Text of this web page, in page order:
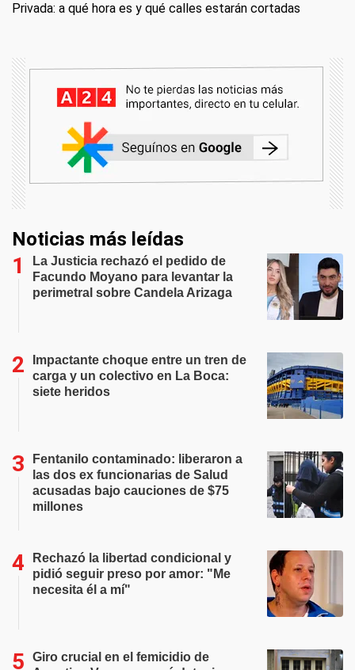
Privada: a qué hora es y qué calles estarán cortadas
Noticias más leídas
La Justicia rechazó el pedido de
Facundo Moyano para levantar la
perimetral sobre Candela Arizaga
Impactante choque entre un tren de
carga y un colectivo en La Boca:
siete heridos
Fentanilo contaminado: liberaron a
las dos ex funcionarias de Salud
acusadas bajo cauciones de $75
millones
Rechazó la libertad condicional y
pidió seguir preso por amor: "Me
necesita él a mí"
Giro crucial en el femicidio de